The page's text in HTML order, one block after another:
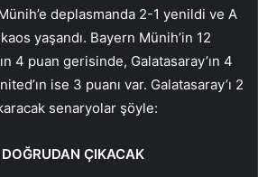
deplasmanda 2-1 yenildi ve A
yaşandı. Bayern Münih’in 12
4 puan gerisinde, Galatasaray’ın 4
ise 3 puanı var. Galatasaray’ı 2
senaryolar şöyle:
ÇIKACAK